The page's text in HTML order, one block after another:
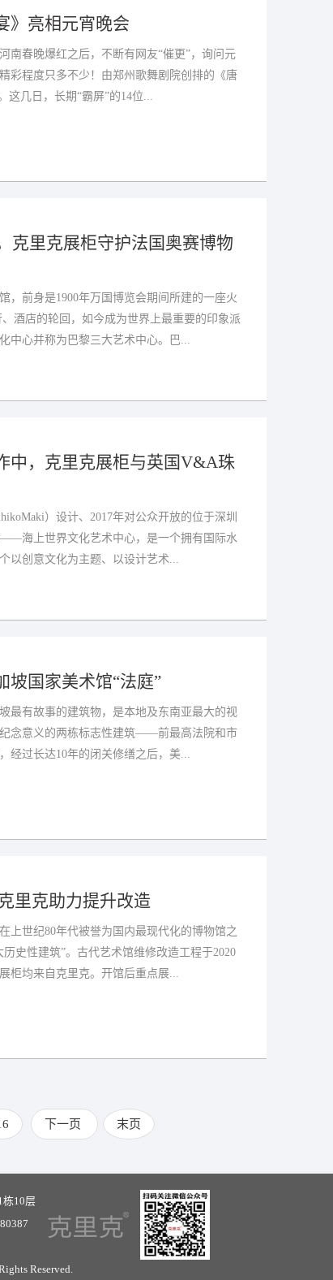
》亮相元宵晚会
南春晚爆红之后，不断有网友“催更”，询问元
彩程度只多不少！由郑州歌舞剧院创排的《唐
这几日，长期“霸屏”的14位...
克里克展柜守护法国奥赛博物
，前身是1900年万国博览会期间所建的一座火
酒店的轮回，如今成为世界上最重要的印象派
中心并称为巴黎三大艺术中心。巴...
中，克里克展柜与英国V&A珠
）设计、2017年对公众开放的位于深圳
海上世界文化艺术中心，是一个拥有国际水
以创意文化为主题、以设计艺术...
坡国家美术馆“法庭”
最有故事的建筑物，是本地及东南亚最大的视
念意义的两栋标志性建筑——前最高法院和市
经过长达10年的闭关修缮之后，美...
里克助力提升改造
上世纪80年代被誉为国内最现代化的博物馆之
史性建筑”。古代艺术馆维修改造工程于2020
柜均来自克里克。开馆后重点展...
下一页 末页
栋10层
Reserved.